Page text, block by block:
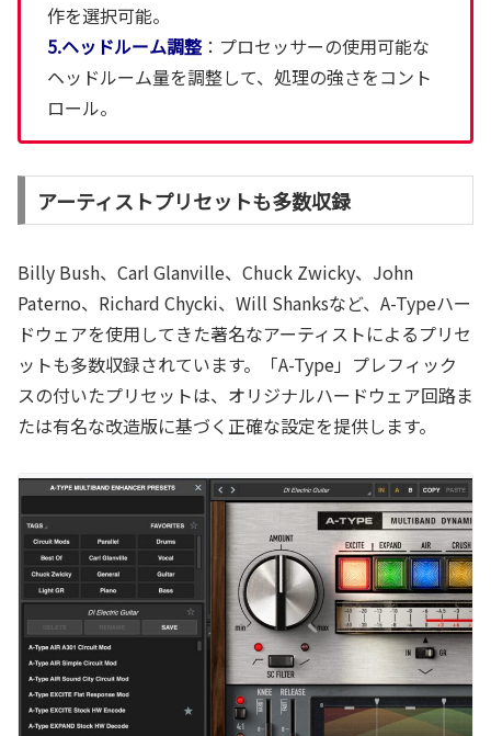
作を選択可能。
5.ヘッドルーム調整：プロセッサーの使用可能な
ヘッドルーム量を調整して、処理の強さをコント
ロール。
アーティストプリセットも多数収録
Billy Bush、Carl Glanville、Chuck Zwicky、John
Paterno、Richard Chycki、Will Shanksなど、A-Typeハー
ドウェアを使用してきた著名なアーティストによるプリセ
ットも多数収録されています。「A-Type」プレフィック
スの付いたプリセットは、オリジナルハードウェア回路ま
たは有名な改造版に基づく正確な設定を提供します。